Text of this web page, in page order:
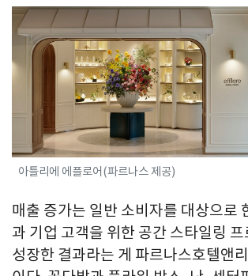
아틀리에 에플로어(파르나스 제공)
매출 증가는 일반 소비자를 대상으로
과 기업 고객을 위한 공간 스타일링 프
성장한 결과라는 게 파르나스호텔앤